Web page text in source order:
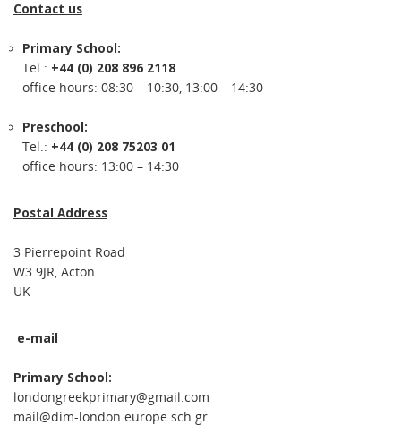
Contact us
Primary School:
Tel.: +44 (0) 208 896 2118
office hours: 08:30 – 10:30, 13:00 – 14:30
Preschool:
Tel.: +44 (0) 208 75203 01
office hours: 13:00 – 14:30
Postal Address
3 Pierrepoint Road
W3 9JR, Acton
UK
e-mail
Primary School:
londongreekprimary@gmail.com
mail@dim-london.europe.sch.gr